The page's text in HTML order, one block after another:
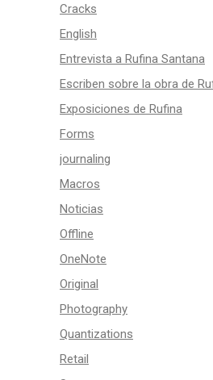
Cracks
English
Entrevista a Rufina Santana
Escriben sobre la obra de
Exposiciones de Rufina
Forms
journaling
Macros
Noticias
Offline
OneNote
Original
Photography
Quantizations
Retail